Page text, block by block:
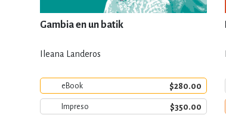
Gambia en un batik
Ileana Landeros
eBook $280.00
Impreso $350.00